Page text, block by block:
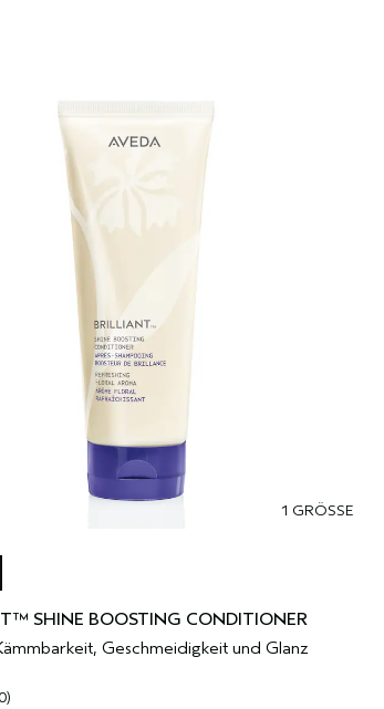
1 GRÖSSE
SHINE BOOSTING CONDITIONER
Geschmeidigkeit und Glanz